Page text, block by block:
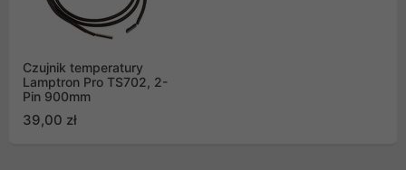
Czujnik temperatury
Lamptron Pro TS702, 2-
Pin 900mm
39,00 zł